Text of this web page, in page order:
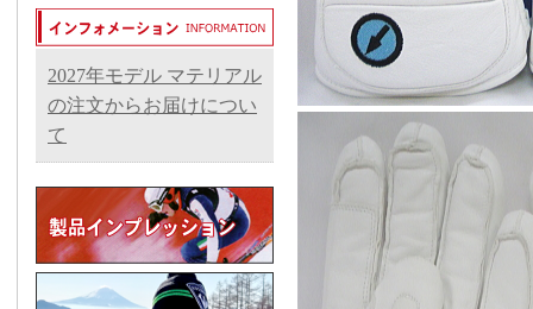
2027年モデル マテリアル
の注文からお届けについ
て